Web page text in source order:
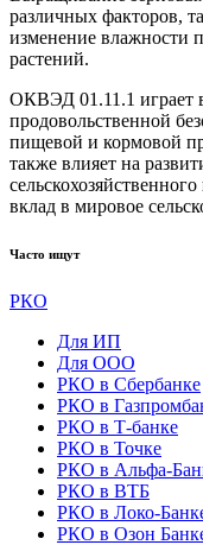
различных факторов,
изменение влажности
растений.
ОКВЭД 01.11.1 играет
продовольственной
пищевой и кормовой
также влияет на
вклад в мировое
Часто ищут
РКО
Для ИП
Для ООО
РКО в Сбербанке
РКО в
РКО в Т-банке
РКО в Точке
РКО в Альфа-
РКО в ВТБ
РКО в Локо-
РКО в Озон